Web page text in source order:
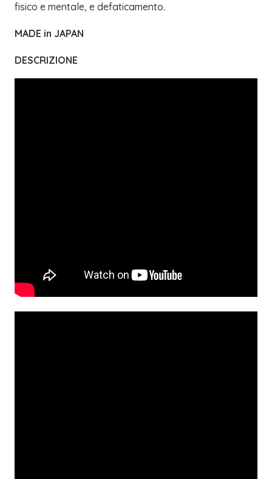
fisico e mentale, e defaticamento.
MADE in JAPAN
DESCRIZIONE